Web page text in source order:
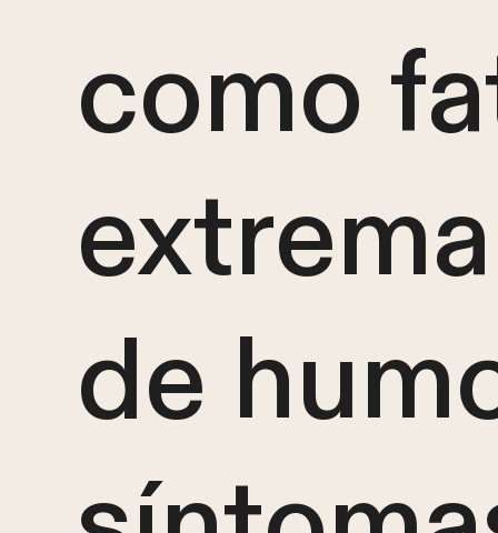
como
de